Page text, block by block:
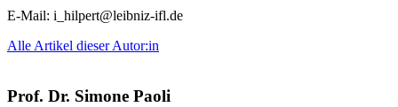
E-Mail: i_hilpert@leibniz-ifl.de
Alle Artikel dieser Autor:in
Prof. Dr. Simone Paoli